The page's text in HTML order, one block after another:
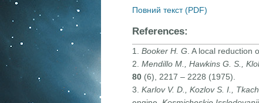
Повний текст (PDF)
References:
1. Booker H. G. A local reduction
2. Mendillo M., Hawkins G. S.,
80(6), 2217 – 2228 (1975).
3. Karlov V. D., Kozlov S. I.,